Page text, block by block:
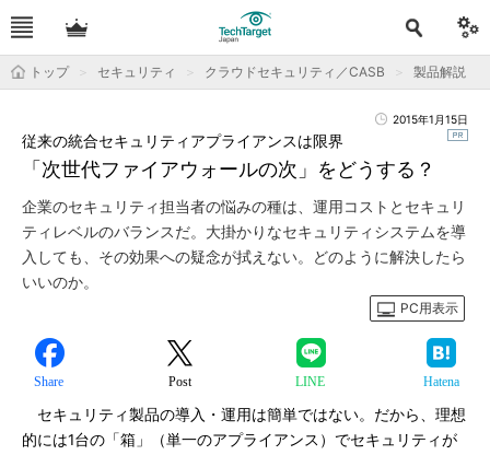
トップ セキュリティ クラウドセキュリティ／CASB 製品解説
2015年1月15日
「次世代ファイアウォールの次」をどうする？
従来の統合セキュリティアプライアンスは限界
企業のセキュリティ担当者の悩みの種は、運用コストとセキュリ
ティレベルのバランスだ。大掛かりなセキュリティシステムを導
入しても、その効果への疑念が拭えない。どのように解決したら
いいのか。
PC用表示
Share Post LINE Hatena
セキュリティ製品の導入・運用は簡単ではない。だから、理想
的には1台の「箱」（単一のアプライアンス）でセキュリティが